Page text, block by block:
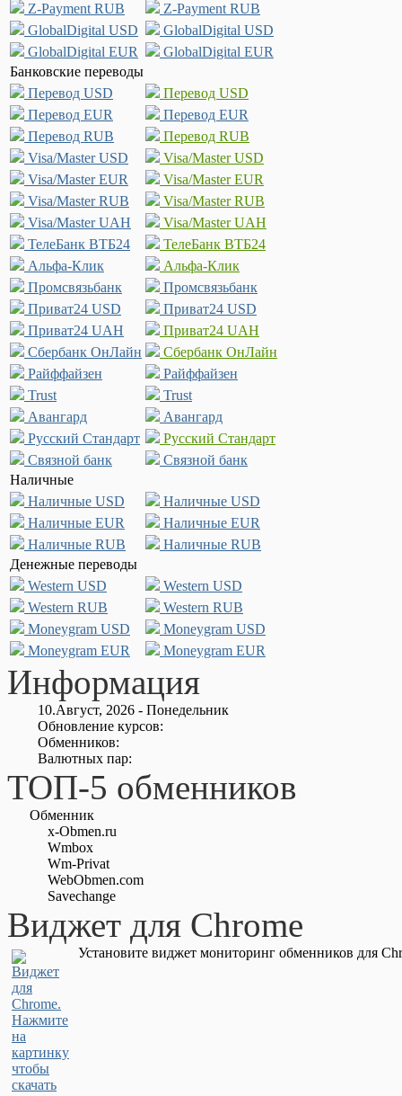
Z-Payment RUB
Z-Payment RUB
GlobalDigital USD
GlobalDigital USD
GlobalDigital EUR
GlobalDigital EUR
Банковские переводы
Перевод USD
Перевод USD
Перевод EUR
Перевод EUR
Перевод RUB
Перевод RUB
Visa/Master USD
Visa/Master USD
Visa/Master EUR
Visa/Master EUR
Visa/Master RUB
Visa/Master RUB
Visa/Master UAH
Visa/Master UAH
ТелеБанк ВТБ24
ТелеБанк ВТБ24
Альфа-Клик
Альфа-Клик
Промсвязьбанк
Промсвязьбанк
Приват24 USD
Приват24 USD
Приват24 UAH
Приват24 UAH
Сбербанк ОнЛайн
Сбербанк ОнЛайн
Райффайзен
Райффайзен
Trust
Trust
Авангард
Авангард
Русский Стандарт
Русский Стандарт
Связной банк
Связной банк
Наличные
Наличные USD
Наличные USD
Наличные EUR
Наличные EUR
Наличные RUB
Наличные RUB
Денежные переводы
Western USD
Western USD
Western RUB
Western RUB
Moneygram USD
Moneygram USD
Moneygram EUR
Moneygram EUR
Информация
10.Август, 2026 - Понедельник
Обновление курсов:
Обменников:
Валютных пар:
ТОП-5 обменников
Обменник
x-Obmen.ru
Wmbox
Wm-Privat
WebObmen.com
Savechange
Виджет для Chrome
Установите виджет мониторинг обменников для